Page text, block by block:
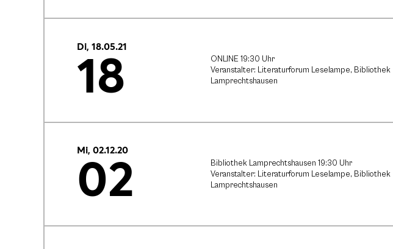
Di, 18.05.21
18
ONLINE 19:30 Uhr
Veranstalter: Literaturforum Leselampe, Bibliothek
Lamprechtshausen
Mi, 02.12.20
02
Bibliothek Lamprechtshausen 19:30 Uhr
Veranstalter: Literaturforum Leselampe, Bibliothek
Lamprechtshausen